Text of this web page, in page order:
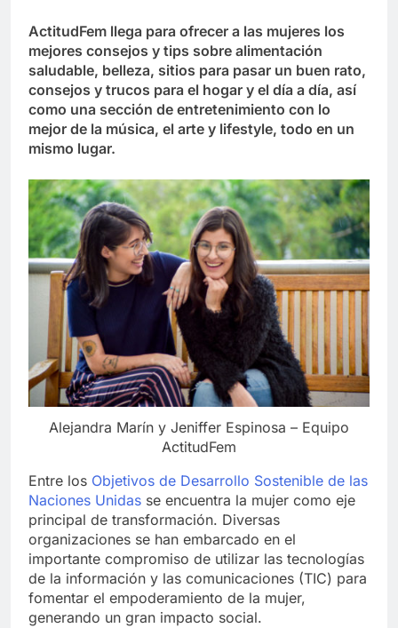
ActitudFem llega para ofrecer a las mujeres los
mejores consejos y tips sobre alimentación
saludable, belleza, sitios para pasar un buen rato,
consejos y trucos para el hogar y el día a día, así
como una sección de entretenimiento con lo
mejor de la música, el arte y lifestyle, todo en un
mismo lugar.
Alejandra Marín y Jeniffer Espinosa – Equipo
ActitudFem
Entre los Objetivos de Desarrollo Sostenible de las
Naciones Unidas se encuentra la mujer como eje
principal de transformación. Diversas
organizaciones se han embarcado en el
importante compromiso de utilizar las tecnologías
de la información y las comunicaciones (TIC) para
fomentar el empoderamiento de la mujer,
generando un gran impacto social.